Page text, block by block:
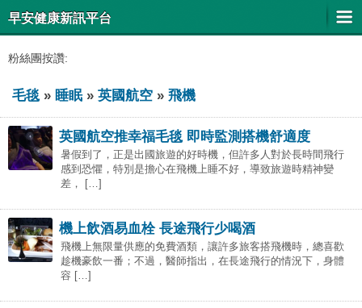
早安健康新訊平台
粉絲團按讚:
毛毯» 睡眠» 英國航空 » 飛機
英國航空推幸福毛毯 即時監測搭機舒適度
暑假到了，正是出國旅遊的好時機，但許多人對於長時間飛行
感到恐懼，特別是擔心在飛機上睡不好，導致旅遊時精神變
差， […]
機上飲酒易血栓 長途飛行少喝酒
飛機上無限量供應的免費酒類，讓許多旅客搭飛機時，總喜歡
趁機豪飲一番；不過，醫師指出，在長途飛行的情況下，身體
容 […]